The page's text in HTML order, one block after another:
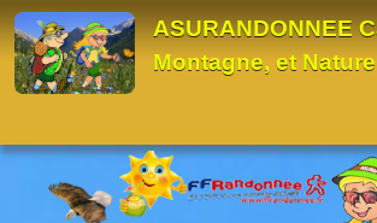
ASURANDONNEE
Montagne, et
Panneau de gestion des cookies